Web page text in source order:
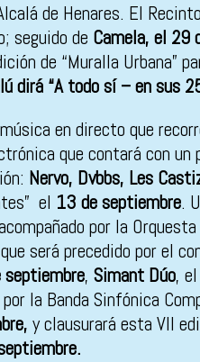
de Henares. El
seguido de Camela, el 29
de “Muralla Urbana”
dirá “A todo sí – en sus
en directo que
que contará con un
Nervo, Dvbbs, Les
el 13 de septiembre.
por la
será precedido por el
septiembre, Simant Dúo,
la Banda Sinfónica
y clausurará esta VII